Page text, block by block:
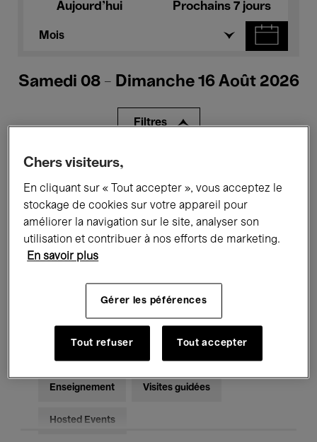
Aujourd'hui Prochains 7 jours
Mois
Samedi 08 - Dimanche 16 Août 2026
Filtres
Tous les événements
Expositions Films Performances
Rencontres & Débats Jazz
Musique électronique
Enseignement Visites guidées
Hosted Events
Chers visiteurs,
En cliquant sur « Tout accepter », vous acceptez le
stockage de cookies sur votre appareil pour
améliorer la navigation sur le site, analyser son
utilisation et contribuer à nos efforts de marketing.
En savoir plus
Gérer les péférences
Tout refuser Tout accepter